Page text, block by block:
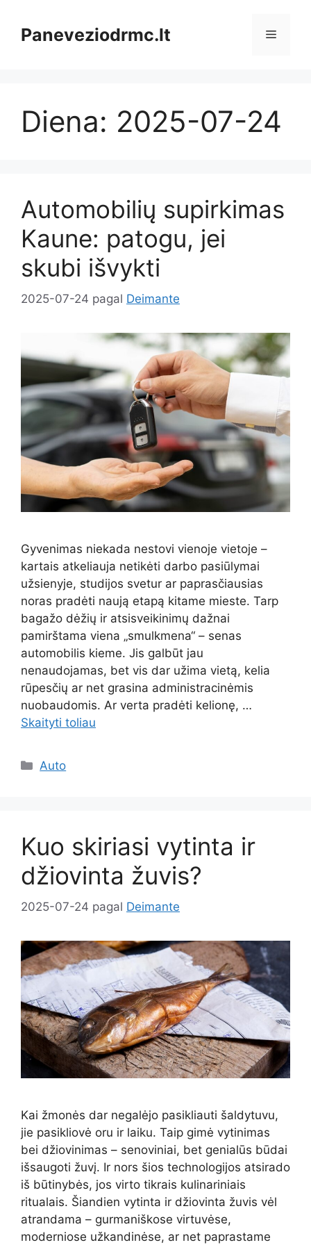
turinioPaneveziodrmc.lt Meniu
Diena: 2025-07-24
Automobilių supirkimas
Kaune: patogu, jei
skubi išvykti
2025-07-24 pagal Deimante
Gyvenimas niekada nestovi vienoje vietoje –
kartais atkeliauja netikėti darbo pasiūlymai
užsienyje, studijos svetur ar paprasčiausias
noras pradėti naują etapą kitame mieste. Tarp
bagažo dėžių ir atsisveikinimų dažnai
pamirštama viena „smulkmena“ – senas
automobilis kieme. Jis galbūt jau
nenaudojamas, bet vis dar užima vietą, kelia
rūpesčių ar net grasina administracinėmis
nuobaudomis. Ar verta pradėti kelionę, …
Skaityti toliau
Kategorijos
Auto
Kuo skiriasi vytinta ir
džiovinta žuvis?
2025-07-24 pagal Deimante
Kai žmonės dar negalėjo pasikliauti šaldytuvu,
jie pasikliovė oru ir laiku. Taip gimė vytinimas
bei džiovinimas – senoviniai, bet genialūs būdai
išsaugoti žuvį. Ir nors šios technologijos atsirado
iš būtinybės, jos virto tikrais kulinariniais
ritualais. Šiandien vytinta ir džiovinta žuvis vėl
atrandama – gurmaniškose virtuvėse,
moderniose užkandinėse, ar net paprastame